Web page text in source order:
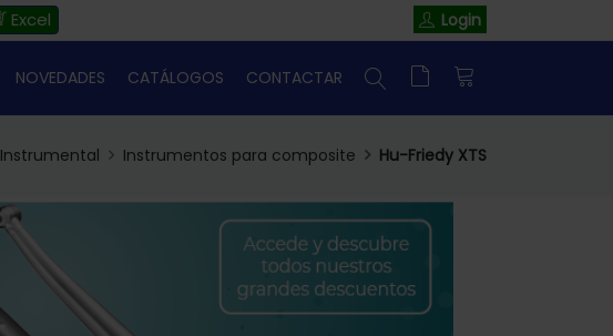
Excel Login
NOVEDADES CATÁLOGOS CONTACTAR
Instrumental Instrumentos para composite Hu-Friedy XTS